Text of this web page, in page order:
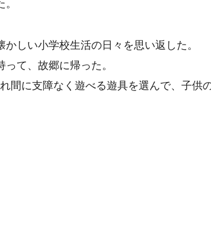
しい小学校生活の日々を思い返した。
て、故郷に帰った。
間に支障なく遊べる遊具を選んで、子供